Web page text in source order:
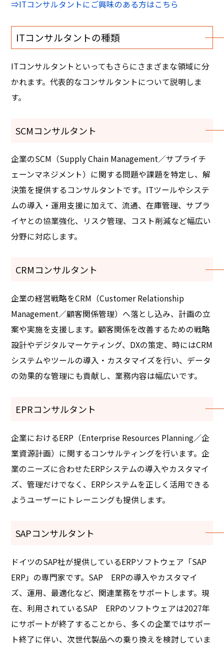
⇒ITコンサルタントにご興味のある方はこちら
ITコンサルタントの種類
ITコンサルタントといってもさらにさまざまな領域に分
かれます。代表的なコンサルタントについて説明しま
す。
SCMコンサルタント
企業のSCM（Supply Chain Management／サプライチ
ェーンマネジメント）に関する問題や課題を特定し、解
決策を提供するコンサルタントです。ITツールやシステ
ムの導入・運用支援に加えて、流通、在庫管理、サプラ
イヤとの協業強化、リスク管理、コスト削減など幅広い
分野に対応します。
CRMコンサルタント
企業の経営戦略をCRM（Customer Relationship
Management／顧客関係管理）へ落とし込み、計画の立
案や実施を支援します。顧客関係を改善するための戦略
設計やデジタルマーケティング、DXの策定、時にはCRM
システムやツールの導入・カスタマイズを行い、データ
の効果的な管理にも貢献し、業務内容は幅広いです。
EPRコンサルタント
企業におけるERP（Enterprise Resources Planning／企
業資源計画）に関するコンサルティングを行います。企
業のニーズに合わせたERPシステムの導入やカスタマイ
ズ、管理だけでなく、ERPシステムを正しく活用できる
ようユーザーにトレーニングも提供します。
SAPコンサルタント
ドイツのSAP社が提供しているERPソフトウェア「SAP
ERP」の専門家です。SAP ERPの導入やカスタマイ
ズ、運用、最適化など、関連業務をサポートします。現
在、利用されているSAP ERPのソフトウェアは2027年
にサポートが終了することから、多くの企業ではサポー
ト終了に伴い、次世代製品への乗り換えを検討していま